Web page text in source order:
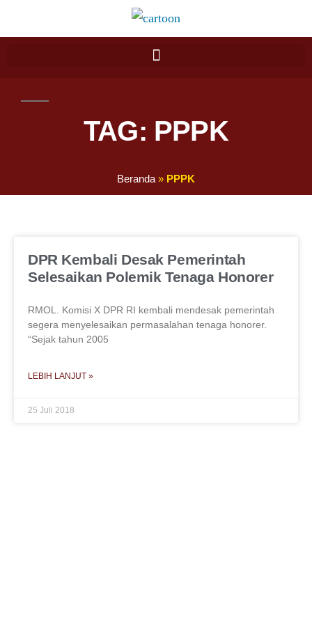
TAG: PPPK
Beranda» PPPK
DPR Kembali Desak Pemerintah
Selesaikan Polemik Tenaga Honorer
RMOL. Komisi X DPR RI kembali mendesak pemerintah
segera menyelesaikan permasalahan tenaga honorer.
“Sejak tahun 2005
LEBIH LANJUT »
25 Juli 2018